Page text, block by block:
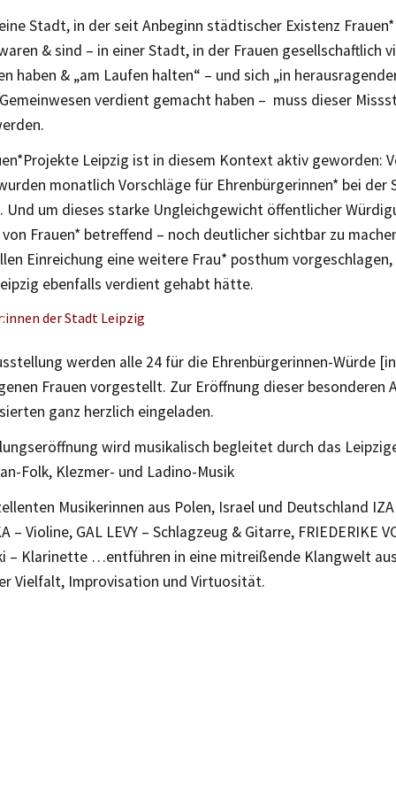
Stadt, in der seit Anbeginn städtischer Existenz
& sind – in einer Stadt, in der Frauen gesellschaftlich
haben & „am Laufen halten“ – und sich „in
verdient gemacht haben – muss dieser
Leipzig ist in diesem Kontext aktiv geworden:
monatlich Vorschläge für Ehrenbürgerinnen* bei der
Und um dieses starke Ungleichgewicht öffentlicher
Frauen* betreffend – noch deutlicher sichtbar zu
Einreichung eine weitere Frau* posthum
ebenfalls verdient gehabt hätte.
der Stadt Leipzig
werden alle 24 für die Ehrenbürgerinnen-Würde
Frauen vorgestellt. Zur Eröffnung dieser besonderen
ganz herzlich eingeladen.
wird musikalisch begleitet durch das
Folk, Klezmer- und Ladino-Musik
Musikerinnen aus Polen, Israel und Deutschland
– Violine, GAL LEVY – Schlagzeug & Gitarre, FRIEDERIKE
– Klarinette …entführen in eine mitreißende Klangwelt
Vielfalt, Improvisation und Virtuosität.